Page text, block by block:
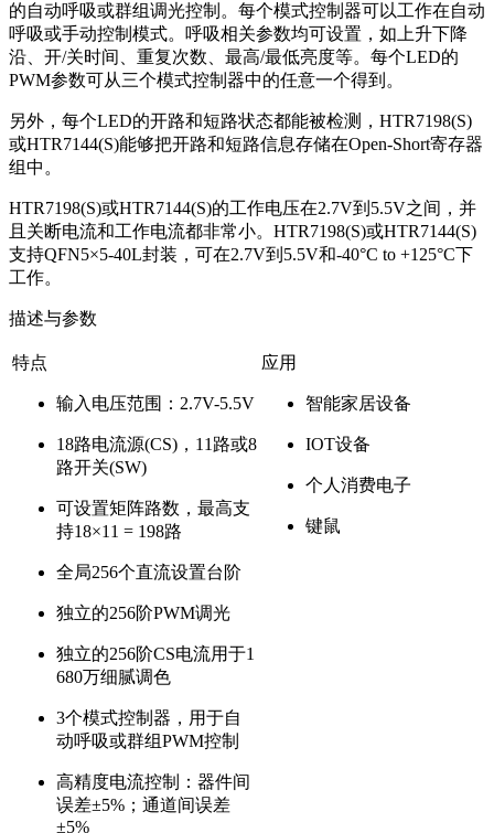
的自动呼吸或群组调光控制。每个模式控制器可以工作在自动
呼吸或手动控制模式。呼吸相关参数均可设置，如上升下降
沿、开/关时间、重复次数、最高/最低亮度等。每个LED的
PWM参数可从三个模式控制器中的任意一个得到。
另外，每个LED的开路和短路状态都能被检测，HTR7198(S)
或HTR7144(S)能够把开路和短路信息存储在Open-Short寄存器
组中。
HTR7198(S)或HTR7144(S)的工作电压在2.7V到5.5V之间，并
且关断电流和工作电流都非常小。HTR7198(S)或HTR7144(S)
支持QFN5×5-40L封装，可在2.7V到5.5V和-40°C to +125°C下
工作。
描述与参数
特点
输入电压范围：2.7V-5.5V
18路电流源(CS)，11路或8
路开关(SW)
可设置矩阵路数，最高支
持18×11 = 198路
全局256个直流设置台阶
独立的256阶PWM调光
独立的256阶CS电流用于1
680万细腻调色
3个模式控制器，用于自
动呼吸或群组PWM控制
高精度电流控制：器件间
误差±5%；通道间误差
±5%
应用
智能家居设备
IOT设备
个人消费电子
键鼠